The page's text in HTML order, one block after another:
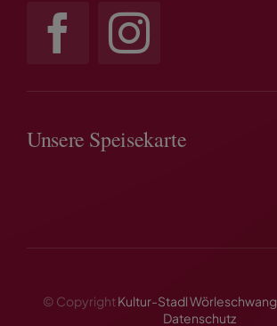
Unsere Speisekarte
© Copyright Kultur-Stadl Wörleschwang
Datenschutz